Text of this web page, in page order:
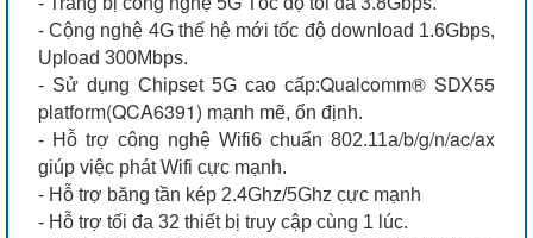
- Cộng nghệ 4G thế hệ mới tốc độ download 1.6Gbps,
Upload 300Mbps.
- Sử dụng Chipset 5G cao cấp:Qualcomm® SDX55
platform(QCA6391) mạnh mẽ, ổn định.
- Hỗ trợ công nghệ Wifi6 chuẩn 802.11a/b/g/n/ac/ax
giúp việc phát Wifi cực mạnh.
- Hỗ trợ băng tần kép 2.4Ghz/5Ghz cực mạnh
- Hỗ trợ tối đa 32 thiết bị truy cập cùng 1 lúc.